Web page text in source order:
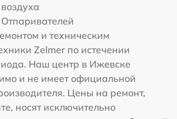
воздуха
Отпаривателей
и техническим
Zelmer по истечении
Наш центр в Ижевске
и не имеет официальной
Цены на ремонт,
носят исключительно